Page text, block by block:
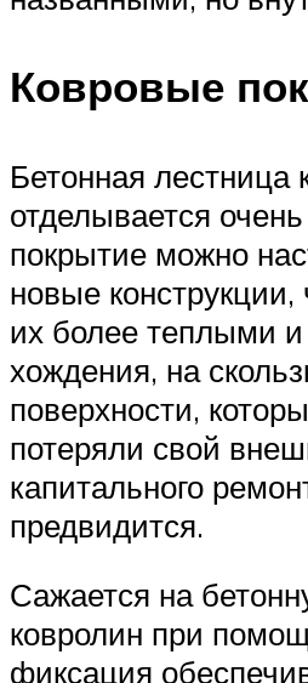
Ковровые
Бетонная лестница
отделывается
покрытие можно
новые
их более теплыми
хождения, на
поверхности,
потеряли свой
капитального
предвидится.
Сажается на
ковролин при
фиксация